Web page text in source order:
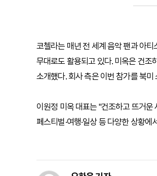
코첼라는 매년 전 세계 음악 팬과 아티
무대로도 활용되고 있다. 미옥은 건조
소개했다. 회사 측은 이번 참가를 북
이원정 미옥 대표는 "건조하고 뜨거
페스티벌·여행·일상 등 다양한 상황